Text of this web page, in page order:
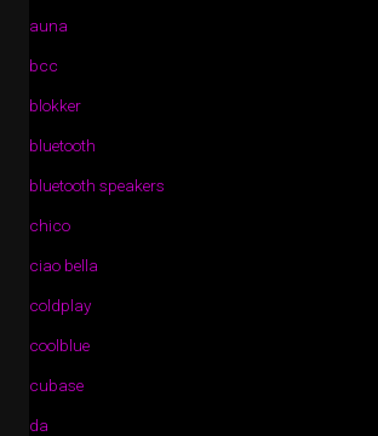
auna
bcc
blokker
bluetooth
bluetooth speakers
chico
ciao bella
coldplay
coolblue
cubase
da